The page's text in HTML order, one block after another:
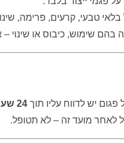
בלאי טבעי, קרעים, פרימה,
בהם שימוש, כיבוס או שינוי –
יש לדווח עליו תוך 24 שעות
לאחר מועד זה – לא תטופל.